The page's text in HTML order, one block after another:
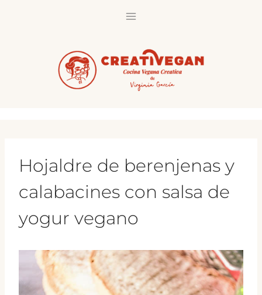
Hojaldre de berenjenas y
calabacines con salsa de
yogur vegano